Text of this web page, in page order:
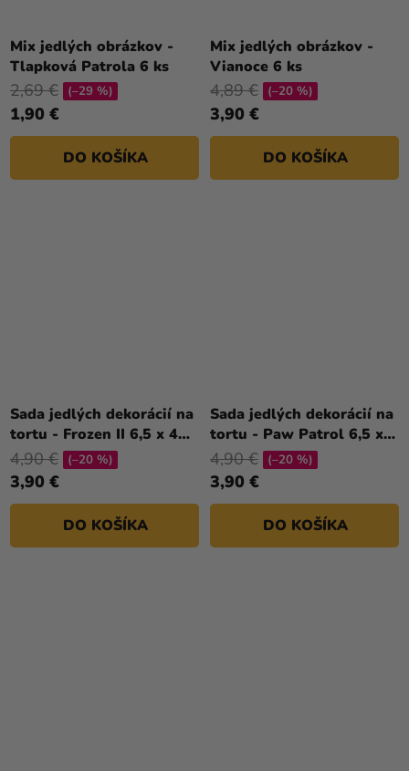
Mix jedlých obrázkov -
Tlapková Patrola 6 ks
1,90 €
2,69 € (–29 %)
DO KOŠÍKA
Mix jedlých obrázkov -
Vianoce 6 ks
3,90 €
4,89 € (–20 %)
DO KOŠÍKA
Sada jedlých dekorácií na
tortu - Frozen II 6,5 x 4
cm
3,90 €
4,90 € (–20 %)
DO KOŠÍKA
Sada jedlých dekorácií na
tortu - Paw Patrol 6,5 x 4
cm
3,90 €
4,90 € (–20 %)
DO KOŠÍKA